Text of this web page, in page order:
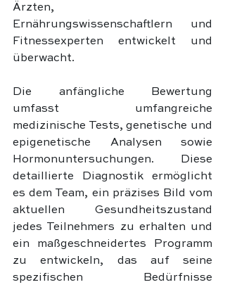
Ärzten,
Ernährungswissenschaftlern und
Fitnessexperten entwickelt und
überwacht.
Die anfängliche Bewertung
umfasst umfangreiche
medizinische Tests, genetische und
epigenetische Analysen sowie
Hormonuntersuchungen. Diese
detaillierte Diagnostik ermöglicht
es dem Team, ein präzises Bild vom
aktuellen Gesundheitszustand
jedes Teilnehmers zu erhalten und
ein maßgeschneidertes Programm
zu entwickeln, das auf seine
spezifischen Bedürfnisse